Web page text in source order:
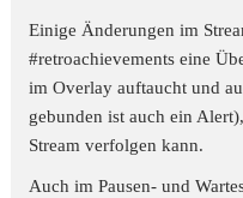
Einige Änderungen im
#retroachievements eine
im Overlay auftaucht und
gebunden ist auch ein
Stream verfolgen kann.
Auch im Pausen- und